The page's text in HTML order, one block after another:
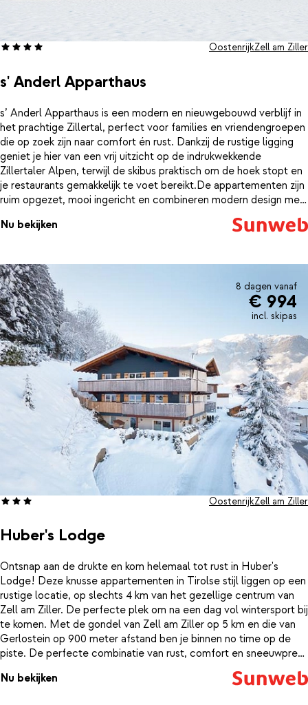
s' Anderl Apparthaus
OostenrijkZell am Ziller
s’ Anderl Apparthaus is een modern en nieuwgebouwd verblijf in
het prachtige Zillertal, perfect voor families en vriendengroepen
die op zoek zijn naar comfort én rust. Dankzij de rustige ligging
geniet je hier van een vrij uitzicht op de indrukwekkende
Zillertaler Alpen, terwijl de skibus praktisch om de hoek stopt en
je restaurants gemakkelijk te voet bereikt.De appartementen zijn
ruim opgezet, mooi ingericht en combineren modern design met
een warm, traditioneel tintje. Elk appartement beschikt over een
eigen balkon, ideaal om even te ontspannen na een dag in de
Nu bekijken
8 dagen vanaf
€ 994
incl. skipas
Huber's Lodge
OostenrijkZell am Ziller
Ontsnap aan de drukte en kom helemaal tot rust in Huber's
Lodge! Deze knusse appartementen in Tirolse stijl liggen op een
rustige locatie, op slechts 4 km van het gezellige centrum van
Zell am Ziller. De perfecte plek om na een dag vol wintersport bij
te komen. Met de gondel van Zell am Ziller op 5 km en die van
Gerlostein op 900 meter afstand ben je binnen no time op de
piste. De perfecte combinatie van rust, comfort en sneeuwpret!
Daarnaast stopt de skibus op slechts 50 meter afstand van
Huber's Lodge.
Nu bekijken